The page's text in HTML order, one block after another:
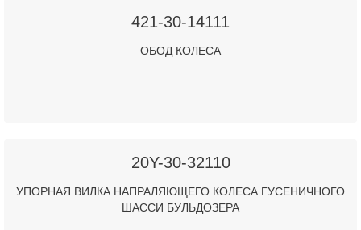
421-30-14111
ОБОД КОЛЕСА
20Y-30-32110
УПОРНАЯ ВИЛКА НАПРАЛЯЮЩЕГО КОЛЕСА ГУСЕНИЧНОГО
ШАССИ БУЛЬДОЗЕРА